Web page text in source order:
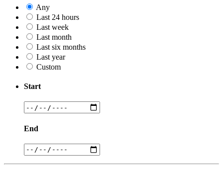
Any
Last 24 hours
Last week
Last month
Last six months
Last year
Custom
Start
End